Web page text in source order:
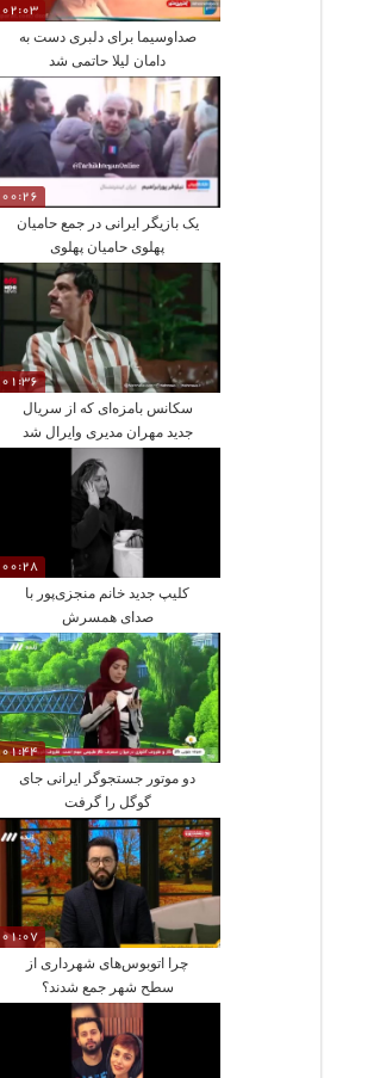
02:03
صداوسیما برای دلبری دست به
دامان لیلا حاتمی شد
00:26
یک بازیگر ایرانی در جمع حامیان
پهلوی حامیان پهلوی
01:36
سکانس بامزه‌ای که از سریال
جدید مهران مدیری وایرال شد
00:28
کلیپ جدید خانم منجزی‌پور با
صدای همسرش
01:44
دو موتور جستجوگر ایرانی جای
گوگل را گرفت
01:07
چرا اتوبوس‌های شهرداری از
سطح شهر جمع شدند؟